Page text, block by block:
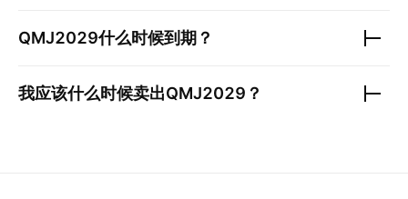
QMJ2029什么时候到期？
我应该什么时候卖出QMJ2029 ？